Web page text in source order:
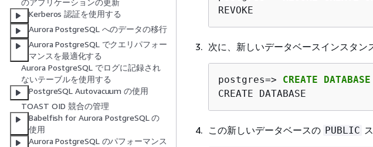
のアプリケーションの更新
Kerberos 認証を使用する
Aurora PostgreSQL へのデータの移行
Aurora PostgreSQL でクエリパフォー
マンスを最適化する
Aurora PostgreSQL でログに記録され
ないテーブルを使用する
PostgreSQL Autovacuum の使用
TOAST OID 競合の管理
Babelfish for Aurora PostgreSQL の
使用
Aurora PostgreSQL のパフォーマンス
REVOKE
次に、新しいデータベースインスタン
postgres=> CREATE DATABASE
CREATE DATABASE
この新しいデータベースの PUBLIC